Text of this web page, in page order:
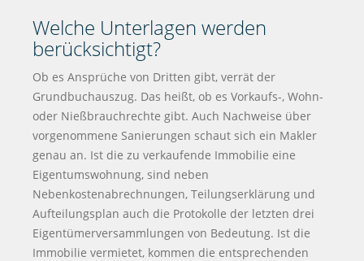
Welche Unterlagen werden
berücksichtigt?
Ob es Ansprüche von Dritten gibt, verrät der
Grundbuchauszug. Das heißt, ob es Vorkaufs-, Wohn-
oder Nießbrauchrechte gibt. Auch Nachweise über
vorgenommene Sanierungen schaut sich ein Makler
genau an. Ist die zu verkaufende Immobilie eine
Eigentumswohnung, sind neben
Nebenkostenabrechnungen, Teilungserklärung und
Aufteilungsplan auch die Protokolle der letzten drei
Eigentümerversammlungen von Bedeutung. Ist die
Immobilie vermietet, kommen die entsprechenden